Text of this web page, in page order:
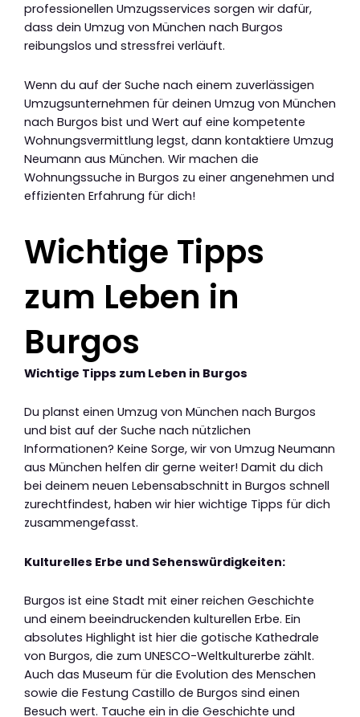
professionellen Umzugsservices sorgen wir dafür,
dass dein Umzug von München nach Burgos
reibungslos und stressfrei verläuft.
Wenn du auf der Suche nach einem zuverlässigen
Umzugsunternehmen für deinen Umzug von München
nach Burgos bist und Wert auf eine kompetente
Wohnungsvermittlung legst, dann kontaktiere Umzug
Neumann aus München. Wir machen die
Wohnungssuche in Burgos zu einer angenehmen und
effizienten Erfahrung für dich!
Wichtige Tipps
zum Leben in
Burgos
Wichtige Tipps zum Leben in Burgos
Du planst einen Umzug von München nach Burgos
und bist auf der Suche nach nützlichen
Informationen? Keine Sorge, wir von Umzug Neumann
aus München helfen dir gerne weiter! Damit du dich
bei deinem neuen Lebensabschnitt in Burgos schnell
zurechtfindest, haben wir hier wichtige Tipps für dich
zusammengefasst.
Kulturelles Erbe und Sehenswürdigkeiten:
Burgos ist eine Stadt mit einer reichen Geschichte
und einem beeindruckenden kulturellen Erbe. Ein
absolutes Highlight ist hier die gotische Kathedrale
von Burgos, die zum UNESCO-Weltkulturerbe zählt.
Auch das Museum für die Evolution des Menschen
sowie die Festung Castillo de Burgos sind einen
Besuch wert. Tauche ein in die Geschichte und